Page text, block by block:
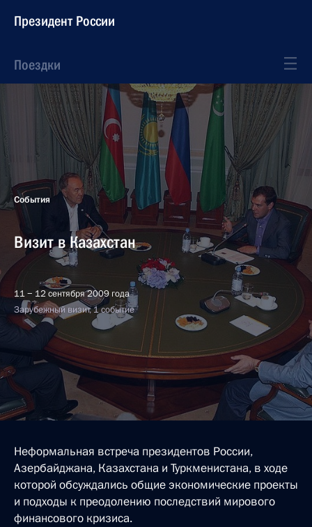
Президент России
Поездки
События
Визит в Казахстан
11 − 12 сентября 2009 года
Зарубежный визит, 1 событие
Неформальная встреча президентов России,
Азербайджана, Казахстана и Туркменистана, в ходе
которой обсуждались общие экономические проекты
и подходы к преодолению последствий мирового
финансового кризиса.